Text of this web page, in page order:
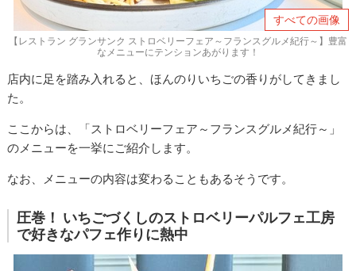
すべての画像
【レストラン グランサンク ストロベリーフェア～フランスグルメ紀行～】豊富
なメニューにテンションあがります！
店内に足を踏み入れると、ほんのりいちごの香りがしてきまし
た。
ここからは、「ストロベリーフェア～フランスグルメ紀行～」
のメニューを一挙にご紹介します。
なお、メニューの内容は変わることもあるそうです。
圧巻！ いちごづくしのストロベリーパルフェ工房
で好きなパフェ作りに熱中